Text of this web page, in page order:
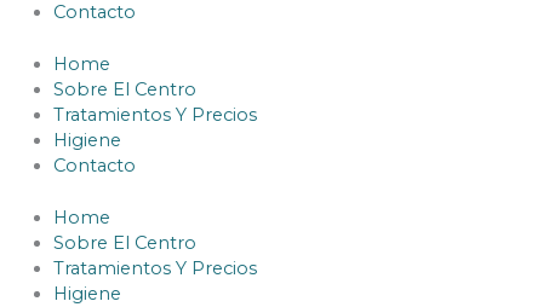
Contacto
Home
Sobre El Centro
Tratamientos Y Precios
Higiene
Contacto
Home
Sobre El Centro
Tratamientos Y Precios
Higiene